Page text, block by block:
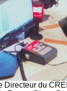
Directeur du